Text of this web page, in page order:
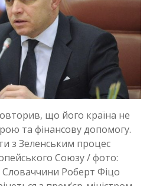
що його країна не
та фінансову допомогу.
з Зеленським процес
Союзу / фото:
Словаччини Роберт Фіцо